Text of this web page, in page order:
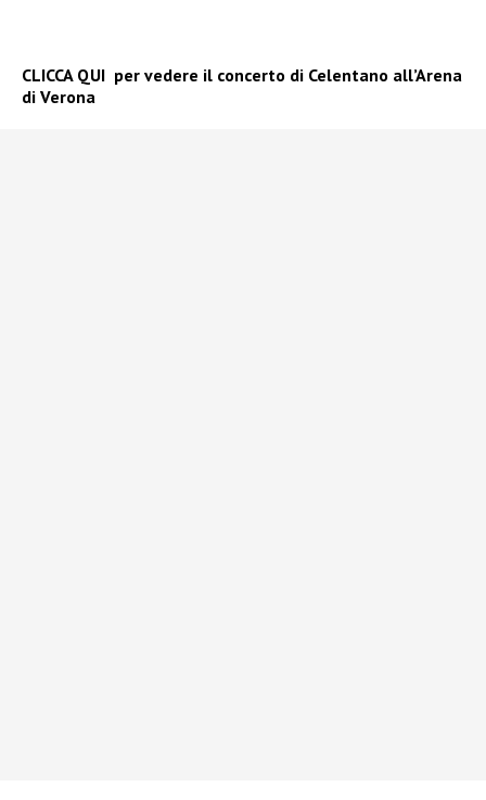
CLICCA QUI per vedere il concerto di Celentano all’Arena
di Verona